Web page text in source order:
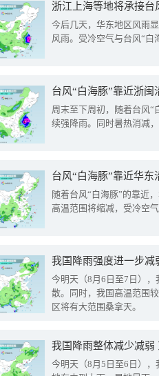
浙江上海等地将承接台
今后几天，华东地区风雨
风雨。受冷空气与台风“白
台风“白海豚”靠近浙
周末至下周初，随着台风“
续强降雨。同时暑热消减
台风“白海豚”靠近华
随着台风“白海豚”的靠近
高温范围将缩减，受冷空
今明天（8月6日至7日）
散。同时，我国高温范围
区将有大范围桑拿天。
我国降雨整体减少减弱
今明天（8月5日至6日）